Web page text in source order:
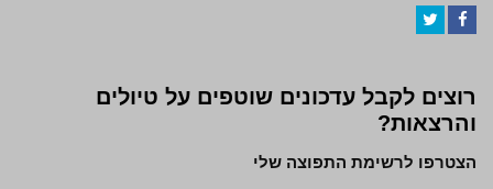
רוצים לקבל עדכונים שוטפים על טיולים
והרצאות?
הצטרפו לרשימת התפוצה שלי